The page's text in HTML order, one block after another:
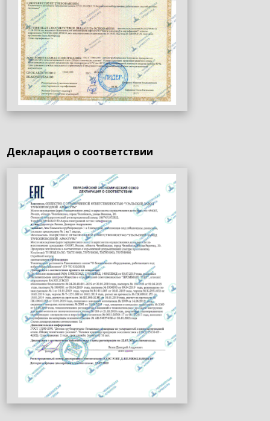
Декларация о соответствии